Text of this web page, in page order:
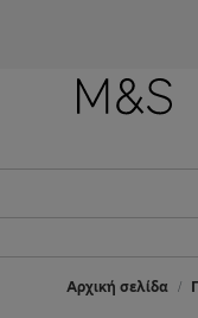
Αρχική σελίδα